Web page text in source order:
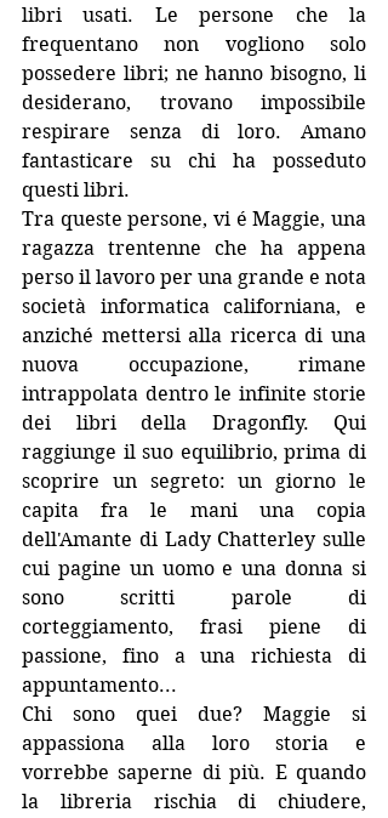
libri usati. Le persone che la
frequentano non vogliono solo
possedere libri; ne hanno bisogno, li
desiderano, trovano impossibile
respirare senza di loro. Amano
fantasticare su chi ha posseduto
questi libri.
Tra queste persone, vi é Maggie, una
ragazza trentenne che ha appena
perso il lavoro per una grande e nota
società informatica californiana, e
anziché mettersi alla ricerca di una
nuova occupazione, rimane
intrappolata dentro le infinite storie
dei libri della Dragonfly. Qui
raggiunge il suo equilibrio, prima di
scoprire un segreto: un giorno le
capita fra le mani una copia
dell'Amante di Lady Chatterley sulle
cui pagine un uomo e una donna si
sono scritti parole di
corteggiamento, frasi piene di
passione, fino a una richiesta di
appuntamento...
Chi sono quei due? Maggie si
appassiona alla loro storia e
vorrebbe saperne di più. E quando
la libreria rischia di chiudere,